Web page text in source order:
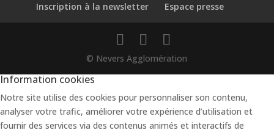
Inscription à la newsletter
Espace presse
© Nevers Agglomération
Information cookies
Notre site utilise des cookies pour personnaliser son contenu,
analyser votre trafic, améliorer votre expérience d’utilisation et
fournir des services via des contenus animés et interactifs de